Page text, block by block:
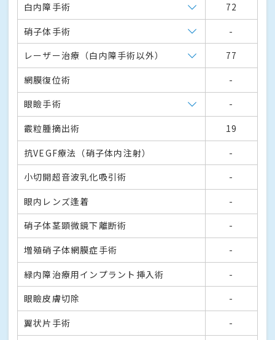
白内障手術
72
硝子体手術
-
レーザー治療（白内障手術以外）
77
網膜復位術
-
眼瞼手術
-
霰粒腫摘出術
19
抗VEGF療法（硝子体内注射）
-
小切開超音波乳化吸引術
-
眼内レンズ逢着
-
硝子体茎顕微鏡下離断術
-
増殖硝子体網膜症手術
-
緑内障治療用インプラント挿入術
-
眼瞼皮膚切除
-
翼状片手術
-